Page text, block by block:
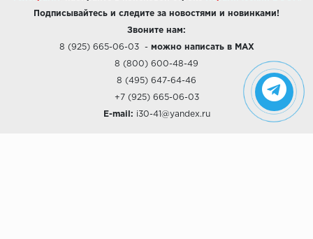
Подписывайтесь и следите за новостями и новинками!
Звоните нам:
8 (925) 665-06-03- можно написать в MAX
8 (800) 600-48-49
8 (495) 647-64-46
+7 (925) 665-06-03
E-mail: i30-41@yandex.ru